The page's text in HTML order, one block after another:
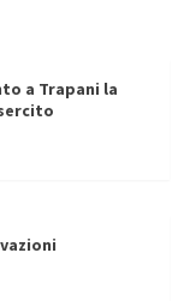
a Trapani la